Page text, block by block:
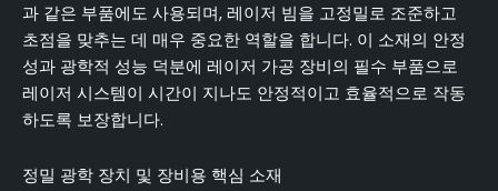
과 같은 부품에도 사용되며, 레이저 빔을 고정밀로 조준하고
초점을 맞추는 데 매우 중요한 역할을 합니다. 이 소재의 안정
성과 광학적 성능 덕분에 레이저 가공 장비의 필수 부품으로
레이저 시스템이 시간이 지나도 안정적이고 효율적으로 작동
하도록 보장합니다.
정밀 광학 장치 및 장비용 핵심 소재